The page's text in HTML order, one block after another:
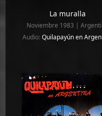
La muralla
Noviembre 1983 |
Audio:Quilapayún en